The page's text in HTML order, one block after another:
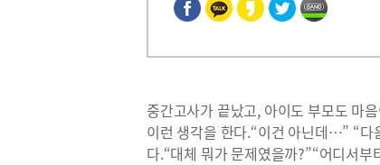
중간고사가 끝났고, 아이도 부모도 마
이런 생각을 한다.“이건 아닌데…” “다
다.“대체 뭐가 문제였을까?”“어디서부